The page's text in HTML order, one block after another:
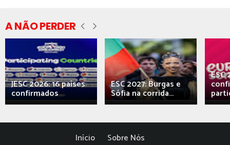
A NÃO PERDER
JESC 2026: 16 países
confirmados
ESC 2027: Burgas e
Sófia na corrida...
ESC
Início Sobre Nós